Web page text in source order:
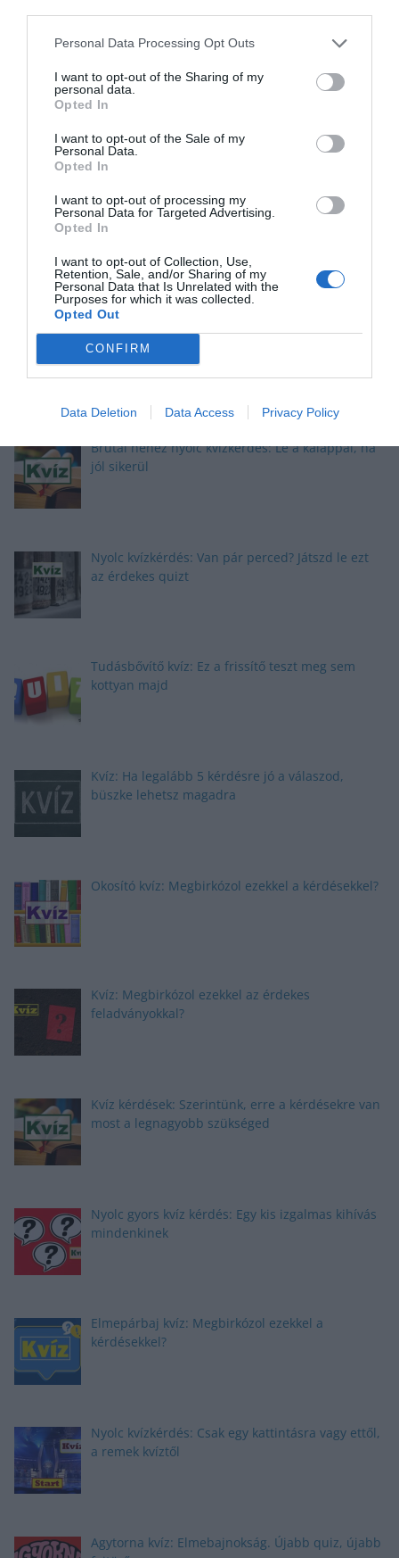
Personal Data Processing Opt Outs
I want to opt-out of the Sharing of my
personal data.
Opted In
I want to opt-out of the Sale of my
Personal Data.
Opted In
I want to opt-out of processing my
Personal Data for Targeted Advertising.
Opted In
I want to opt-out of Collection, Use,
Retention, Sale, and/or Sharing of my
Personal Data that Is Unrelated with the
Purposes for which it was collected.
Opted Out
CONFIRM
Data Deletion Data Access Privacy Policy
a mixt neked szántuk
Tudáspróba kvíz: Itt egy új teszt. Csak most és
Nyolc gyors kvíz kérdés: Ma sem hagyunk újabb
fejtörő nélkül
Brutál nehéz nyolc kvízkérdés: Le a kalappal, ha
jól sikerül
Nyolc kvízkérdés: Van pár perced? Játszd le ezt
az érdekes quizt
Tudásbővítő kvíz: Ez a frissítő teszt meg sem
kottyan majd
Kvíz: Ha legalább 5 kérdésre jó a válaszod,
büszke lehetsz magadra
Okosító kvíz: Megbirkózol ezekkel a kérdésekkel?
Kvíz: Megbirkózol ezekkel az érdekes
feladványokkal?
Kvíz kérdések: Szerintünk, erre a kérdésekre van
most a legnagyobb szükséged
Nyolc gyors kvíz kérdés: Egy kis izgalmas kihívás
mindenkinek
Elmepárbaj kvíz: Megbirkózol ezekkel a
kérdésekkel?
Nyolc kvízkérdés: Csak egy kattintásra vagy ettől,
a remek kvíztől
Agytorna kvíz: Elmebajnokság. Újabb quiz, újabb